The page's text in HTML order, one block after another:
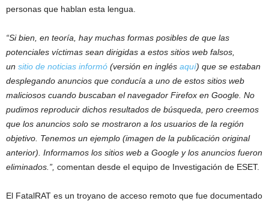
personas que hablan esta lengua.
“Si bien, en teoría, hay muchas formas posibles de que las
potenciales víctimas sean dirigidas a estos sitios web falsos,
un sitio de noticias informó (versión en inglés aquí) que se estaban
desplegando anuncios que conducía a uno de estos sitios web
maliciosos cuando buscaban el navegador Firefox en Google. No
pudimos reproducir dichos resultados de búsqueda, pero creemos
que los anuncios solo se mostraron a los usuarios de la región
objetivo. Tenemos un ejemplo (imagen de la publicación original
anterior). Informamos los sitios web a Google y los anuncios fueron
eliminados.”, comentan desde el equipo de Investigación de ESET.
El FatalRAT es un troyano de acceso remoto que fue documentado